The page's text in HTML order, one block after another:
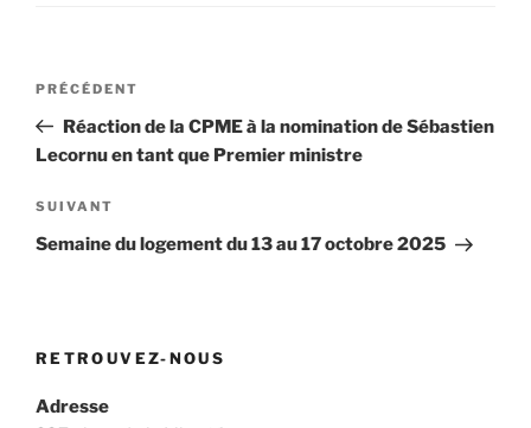
Navigation
l’article
Article
précédent
PRÉCÉDENT
Réaction de la CPME à la nomination de Sébastien
Lecornu en tant que Premier ministre
Article
suivant
SUIVANT
Semaine du logement du 13 au 17 octobre 2025
RETROUVEZ-NOUS
Adresse